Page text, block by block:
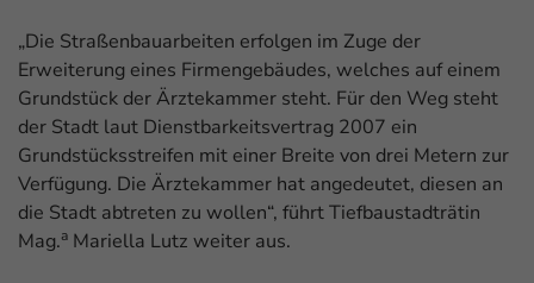
„Die Straßenbauarbeiten erfolgen im Zuge der
Erweiterung eines Firmengebäudes, welches auf einem
Grundstück der Ärztekammer steht. Für den Weg steht
der Stadt laut Dienstbarkeitsvertrag 2007 ein
Grundstücksstreifen mit einer Breite von drei Metern zur
Verfügung. Die Ärztekammer hat angedeutet, diesen an
die Stadt abtreten zu wollen“, führt Tiefbaustadträtin
Mag.a Mariella Lutz weiter aus.